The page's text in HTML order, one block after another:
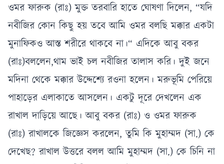
ওমর ফারুক (রাঃ) মুক্ত তরবারি হাতে ঘোষণা দিলেন, “যদি
নবীজির কোন কিছু হয় তবে আমি ওমর বলছি মক্কার একটা
মুনাফিকও আস্ত শরীরে থাকবে না।“ এদিকে আবু বকর
(রাঃ)বললেন,থাম ভাই চল নবীজির তালাস করি। দুই জনে
মদিনা থেকে মক্কার উদ্দেশ্যে রওনা হলেন। মরুভূমি পেরিয়ে
পাহাড়ের এলাকাতে আসলেন। একটু দূরে দেখলেন এক
রাখাল দাড়িয়ে আছে। আবু বকর (রাঃ) ও ওমর ফারুক
(রাঃ) রাখালকে জিজ্ঞেস করলেন, তুমি কি মুহাম্মদ (সা.) কে
দেখেছ? রাখাল উত্তরে বলল আমি মুহাম্মদ (সা.) কে চিনি না